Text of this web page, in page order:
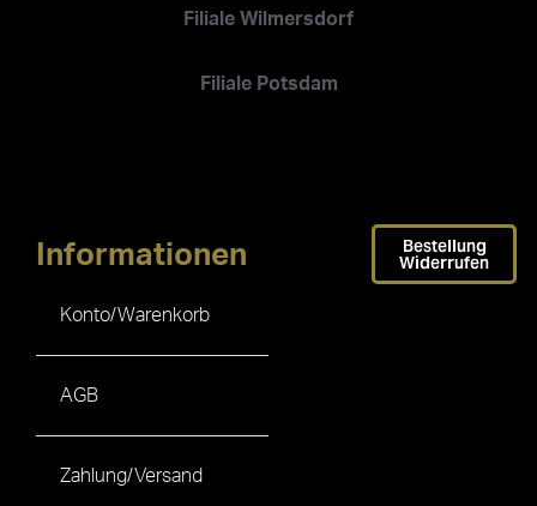
Filiale Wilmersdorf
Filiale Potsdam
Informationen
Konto/Warenkorb
AGB
Zahlung/Versand
Bestellung
Widerrufen